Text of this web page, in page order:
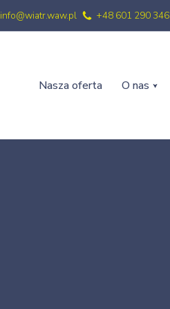
info@wiatr.waw.pl +48 601 290 346
Nasza oferta O nas